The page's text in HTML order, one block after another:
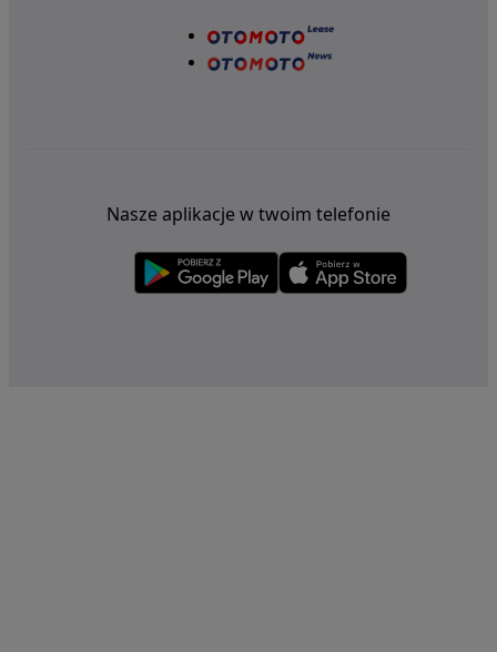
Nasze aplikacje w twoim telefonie